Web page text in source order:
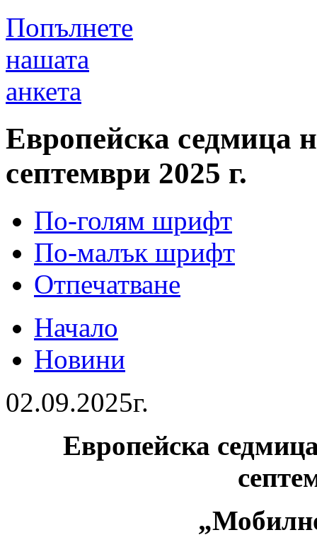
Попълнете
нашата
анкета
Европейска седмица
септември 2025 г.
По-голям шрифт
По-малък шрифт
Отпечатване
Начало
Новини
02.09.2025г.
Европейска